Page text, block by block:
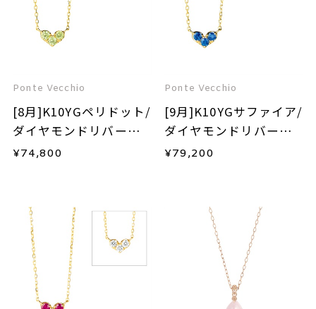
Ponte Vecchio
[8月]K10YGペリドット/
ダイヤモンドリバーシ
ブルネックレス
¥74,800
Ponte Vecchio
[9月]K10YGサファイア/
ダイヤモンドリバーシ
ブルネックレス
¥79,200